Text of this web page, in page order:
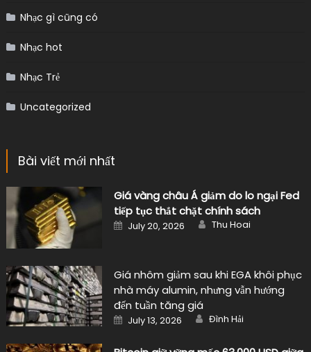
Nhạc gì cũng có
Nhạc hot
Nhạc Trẻ
Uncategorized
Bài viết mới nhất
Giá vàng châu Á giảm do lo ngại Fed
tiếp tục thắt chặt chính sách
Posted
on
July 20, 2026 Author
Thu Hoai
Giá nhôm giảm sau khi EGA khôi phục
nhà máy alumin, nhưng vẫn hướng
đến tuần tăng giá
Posted
on
July 13, 2026 Author
Đình Hải